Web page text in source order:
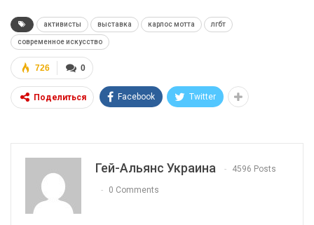
активисты выставка карлос мотта лгбт
современное искусство
0
726
Поделиться Facebook Twitter
Гей-Альянс Украина 4596 Posts
0 Comments